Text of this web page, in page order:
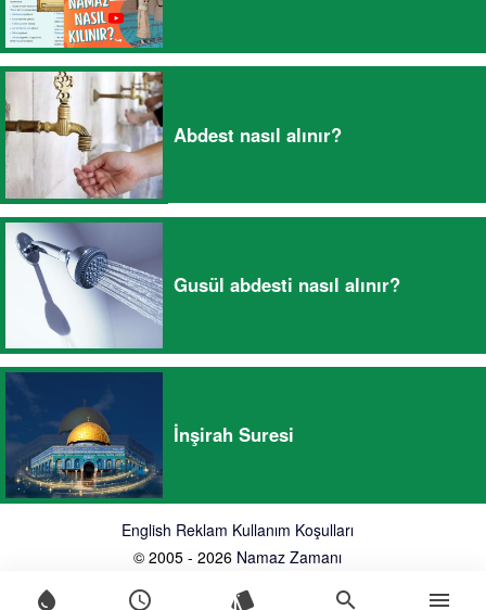
water_drop schedule style search menu
Abdest nasıl alınır?
Gusül abdesti nasıl alınır?
İnşirah Suresi
English Reklam Kullanım Koşulları
© 2005 - 2026 Namaz Zamanı